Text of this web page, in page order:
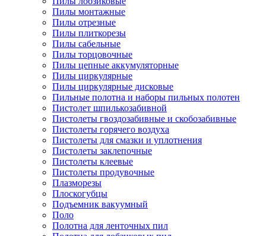
Пилы монтажные
Пилы отрезные
Пилы плиткорезы
Пилы сабельные
Пилы торцовочные
Пилы цепные аккумуляторные
Пилы циркулярные
Пилы циркулярные дисковые
Пильные полотна и наборы пильных полотен
Пистолет шпилькозабивной
Пистолеты гвоздозабивные и скобозабивные
Пистолеты горячего воздуха
Пистолеты для смазки и уплотнения
Пистолеты заклепочные
Пистолеты клеевые
Пистолеты продувочные
Плазморезы
Плоскогубцы
Подъемник вакуумный
Поло
Полотна для ленточных пил